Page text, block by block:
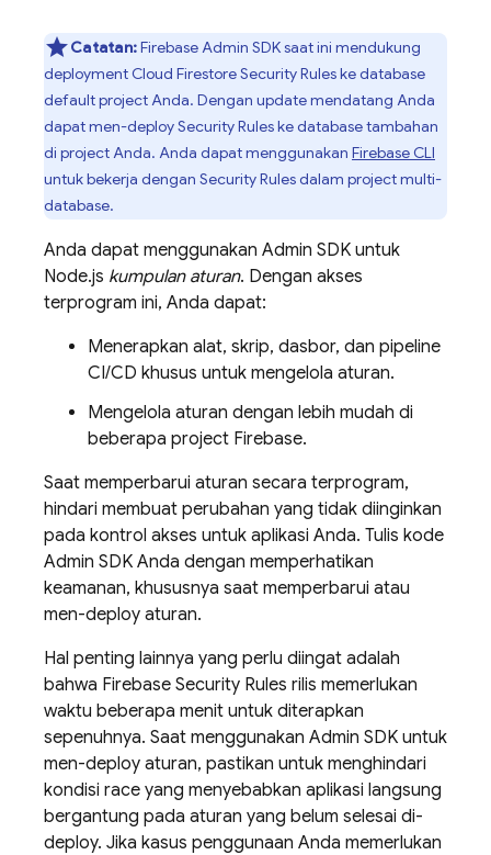
Catatan:FirebaseAdmin SDKsaat ini mendukung
deployment Cloud FirestoreSecurity Ruleske database
default project Anda. Dengan update mendatang Anda
dapat men-deploySecurity Ruleske database tambahan
di project Anda. Anda dapat menggunakan Firebase CLI
untuk bekerja dengan Security Rulesdalam project multi-
database.
Anda dapat menggunakan Admin SDK untuk
Node.js kumpulan aturan. Dengan akses
terprogram ini, Anda dapat:
Menerapkan alat, skrip, dasbor, dan pipeline
CI/CD khusus untuk mengelola aturan.
Mengelola aturan dengan lebih mudah di
beberapa project Firebase.
Saat memperbarui aturan secara terprogram,
hindari membuat perubahan yang tidak diinginkan
pada kontrol akses untuk aplikasi Anda. Tulis kode
Admin SDK Anda dengan memperhatikan
keamanan, khususnya saat memperbarui atau
men-deploy aturan.
Hal penting lainnya yang perlu diingat adalah
bahwa Firebase Security Rules rilis memerlukan
waktu beberapa menit untuk diterapkan
sepenuhnya. Saat menggunakan Admin SDK untuk
men-deploy aturan, pastikan untuk menghindari
kondisi race yang menyebabkan aplikasi langsung
bergantung pada aturan yang belum selesai di-
deploy. Jika kasus penggunaan Anda memerlukan